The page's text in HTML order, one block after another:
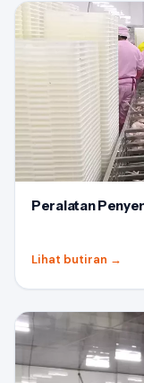
Peralatan
Lihat butiran →